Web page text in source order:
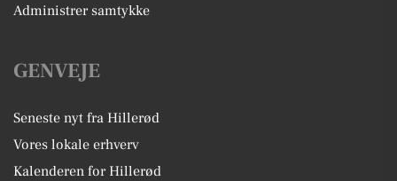
Administrer samtykke
GENVEJE
Seneste nyt fra Hillerød
Vores lokale erhverv
Kalenderen for Hillerød